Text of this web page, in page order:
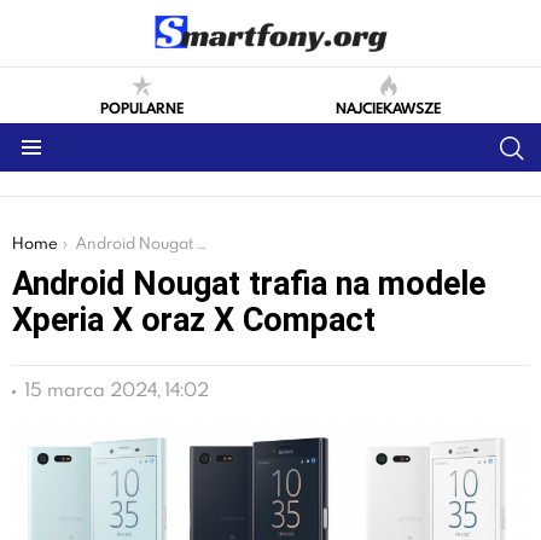
POPULARNE NAJCIEKAWSZE
You are here:
Home Android Nougat trafia na modele Xperia X oraz X Compact
Android Nougat trafia na modele
Xperia X oraz X Compact
15 marca 2024, 14:02